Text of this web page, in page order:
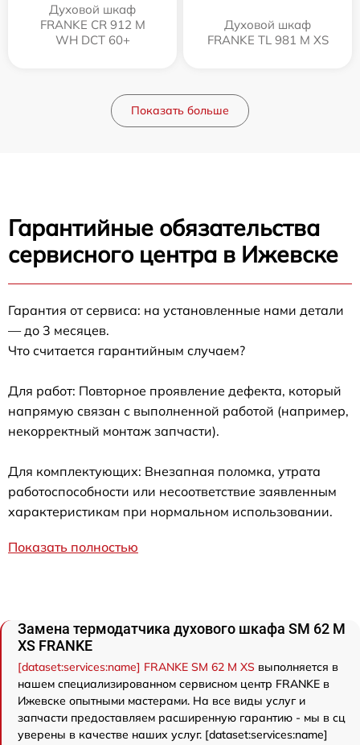
Духовой шкаф
FRANKE CR 912 M
WH DCT 60+
Духовой шкаф
FRANKE TL 981 M XS
Показать больше
Гарантийные обязательства
сервисного центра в Ижевске
Гарантия от сервиса: на установленные нами детали
— до 3 месяцев.
Что считается гарантийным случаем?
Для работ: Повторное проявление дефекта, который
напрямую связан с выполненной работой (например,
некорректный монтаж запчасти).
Для комплектующих: Внезапная поломка, утрата
работоспособности или несоответствие заявленным
характеристикам при нормальном использовании.
Показать полностью
Замена термодатчика духового шкафа SM 62 M
XS FRANKE
[dataset:services:name] FRANKE SM 62 M XS выполняется в
нашем специализированном сервисном центр FRANKE в
Ижевске опытными мастерами. На все виды услуг и
запчасти предоставляем расширенную гарантию - мы в сц
уверены в качестве наших услуг. [dataset:services:name]